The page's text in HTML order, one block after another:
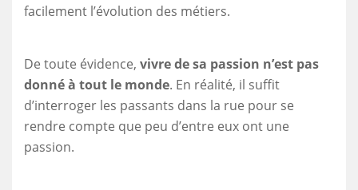
facilement l’évolution des métiers.
De toute évidence, vivre de sa passion n’est pas
donné à tout le monde. En réalité, il suffit
d’interroger les passants dans la rue pour se
rendre compte que peu d’entre eux ont une
passion.